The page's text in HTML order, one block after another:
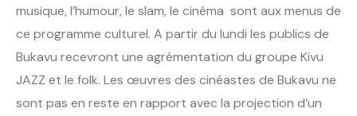
musique, l’humour, le slam, le cinéma sont aux menus de
ce programme culturel. A partir du lundi les publics de
Bukavu recevront une agrémentation du groupe Kivu
JAZZ et le folk. Les œuvres des cinéastes de Bukavu ne
sont pas en reste en rapport avec la projection d’un